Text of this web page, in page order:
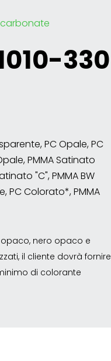
330
PC Opale, PC
PMMA Satinato
"C", PMMA BW
PC Colorato*, PMMA
nero opaco e
il cliente dovrà fornire
di colorante